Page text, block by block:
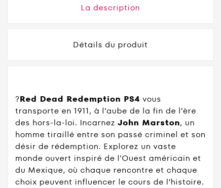
La description
Détails du produit
?Red Dead Redemption PS4 vous
transporte en 1911, à l’aube de la fin de l’ère
des hors-la-loi. Incarnez John Marston, un
homme tiraillé entre son passé criminel et son
désir de rédemption. Explorez un vaste
monde ouvert inspiré de l'Ouest américain et
du Mexique, où chaque rencontre et chaque
choix peuvent influencer le cours de l’histoire.